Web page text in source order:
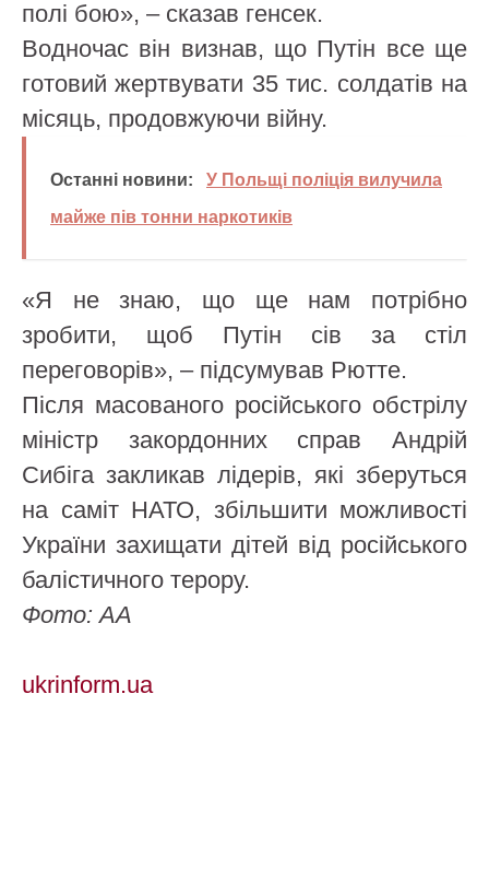
полі бою», – сказав генсек.
Водночас він визнав, що Путін все ще
готовий жертвувати 35 тис. солдатів на
місяць, продовжуючи війну.
Останні новини:
У Польщі поліція вилучила
майже пів тонни наркотиків
«Я не знаю, що ще нам потрібно
зробити, щоб Путін сів за стіл
переговорів», – підсумував Рютте.
Після масованого російського обстрілу
міністр закордонних справ Андрій
Сибіга закликав лідерів, які зберуться
на саміт НАТО, збільшити можливості
України захищати дітей від російського
балістичного терору.
Фото: АА
ukrinform.ua